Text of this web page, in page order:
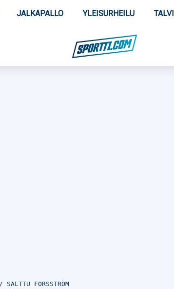
JALKAPALLO YLEISURHEILU
SALTTU FORSSTRÖM